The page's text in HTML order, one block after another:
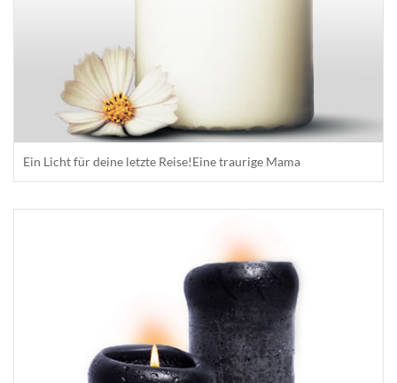
Ein Licht für deine letzte Reise!Eine traurige Mama